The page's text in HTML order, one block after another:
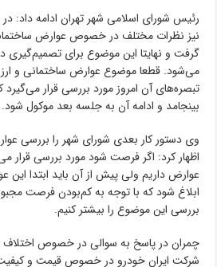
رئیس شورای اسلامی شهر تهران ادامه
نیز نظرات مختلف در خصوص عوارض
گرفت و نهایتا این موضوع برای
می‌شود. قطعا موضوع عوارض ساختمانی و
تبصره‌های آن امروز مورد بررسی قرار
بینجامد و ادامه آن به جلسه بعد موکول شود.
وی دستور کار بعدی شورای شهر را بررسی
اظهار کرد: اگر فرصت شود مورد بررسی قرار
عوارض داریم ولی پیش از آن باید ابتدا
ابلاغ شود که با توجه به کم‌بودن فرصت
بررسی این موضوع را بیشتر کنیم.
چمران در پاسخ به سوالی در خصوص اختلاف
شرکت ایران خودرو در خصوص قیمت و